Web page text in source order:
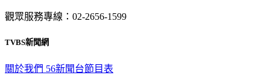
觀眾服務專線：02-2656-1599
TVBS新聞網
關於我們 56新聞台節目表